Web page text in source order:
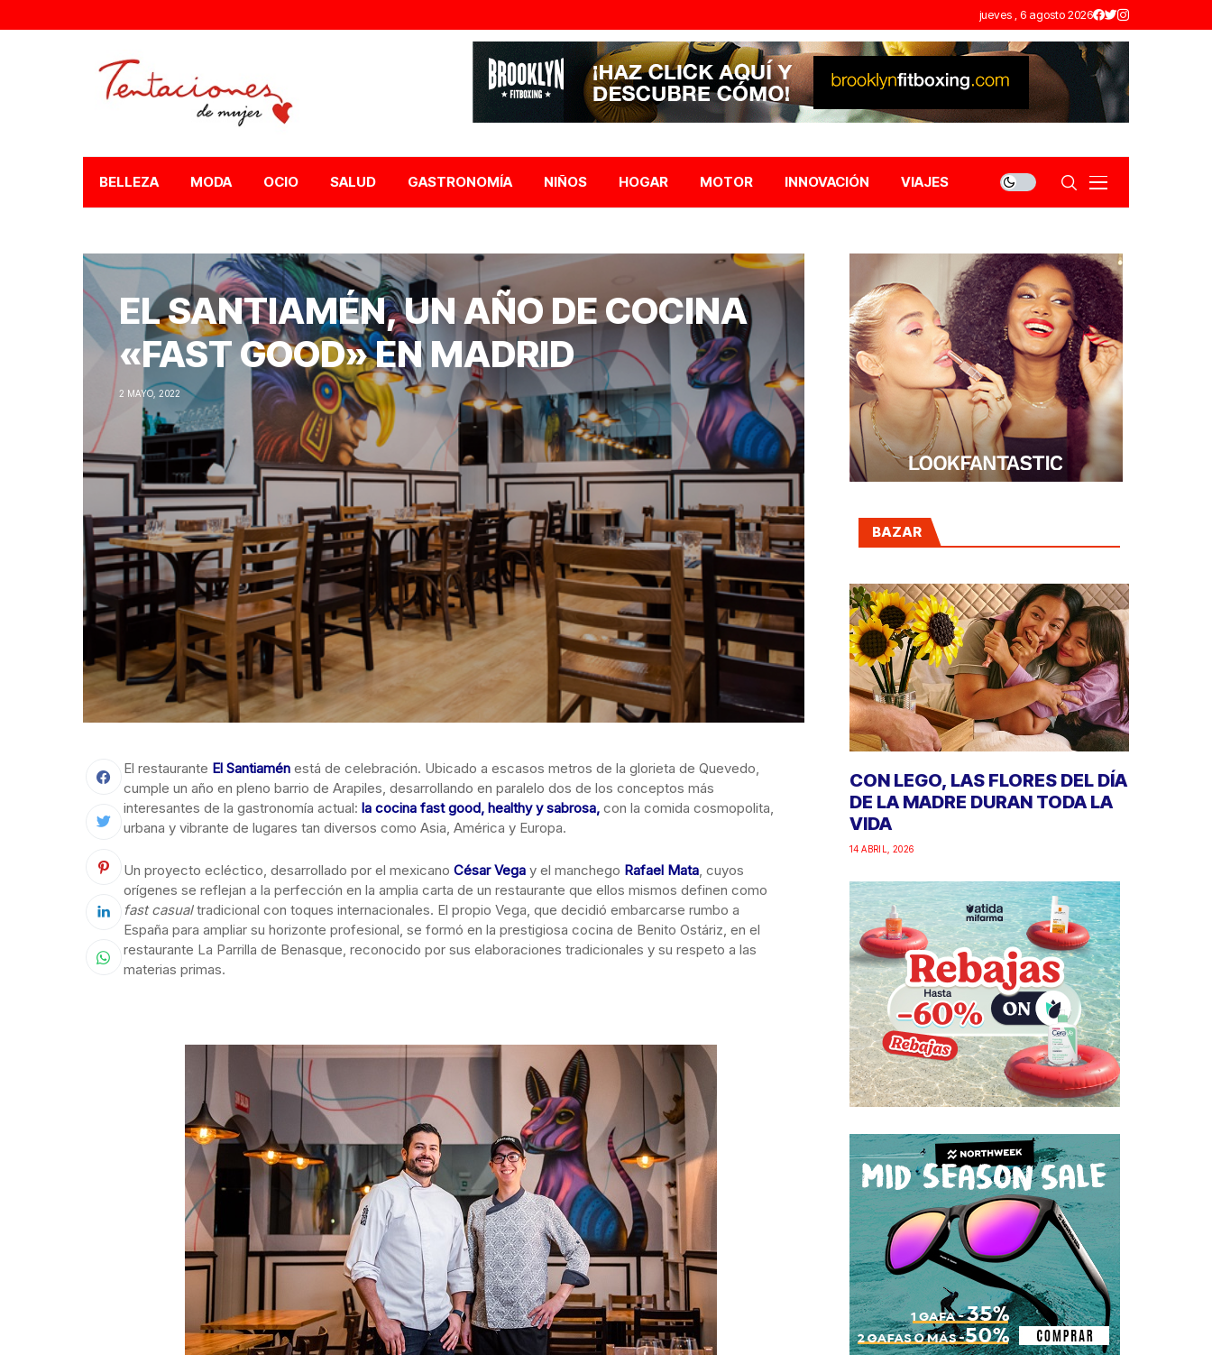
jueves , 6 agosto 2026
BELLEZA MODA OCIO SALUD GASTRONOMÍA NIÑOS HOGAR MOTOR INNOVACIÓN VIAJES
EL SANTIAMÉN, UN AÑO DE COCINA
«FAST GOOD» EN MADRID
2 MAYO, 2022
El restaurante El Santiamén está de celebración. Ubicado a escasos metros de la glorieta de Quevedo,
cumple un año en pleno barrio de Arapiles, desarrollando en paralelo dos de los conceptos más
interesantes de la gastronomía actual: la cocina fast good, healthy y sabrosa, con la comida cosmopolita,
urbana y vibrante de lugares tan diversos como Asia, América y Europa.
Un proyecto ecléctico, desarrollado por el mexicano César Vega y el manchego Rafael Mata, cuyos
orígenes se reflejan a la perfección en la amplia carta de un restaurante que ellos mismos definen como
fast casualtradicional con toques internacionales. El propio Vega, que decidió embarcarse rumbo a
España para ampliar su horizonte profesional, se formó en la prestigiosa cocina de Benito Ostáriz, en el
restaurante La Parrilla de Benasque, reconocido por sus elaboraciones tradicionales y su respeto a las
materias primas.
BAZAR
CON LEGO, LAS FLORES DEL DÍA
DE LA MADRE DURAN TODA LA
VIDA
14 ABRIL, 2026